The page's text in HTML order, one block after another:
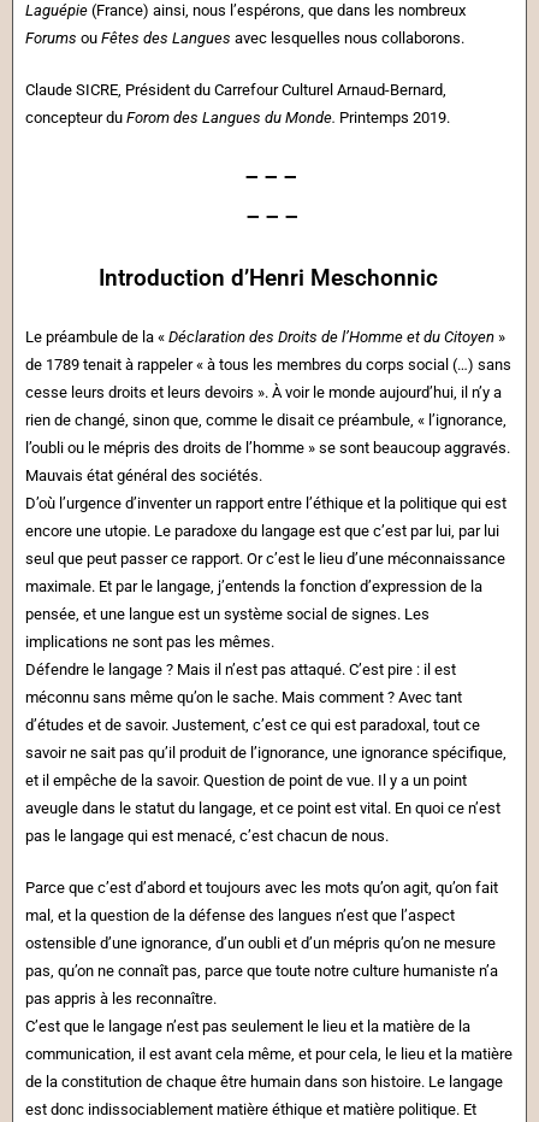
Laguépie (France) ainsi, nous l’espérons, que dans les nombreux
Forums ou Fêtes des Langues avec lesquelles nous collaborons.
Claude SICRE, Président du Carrefour Culturel Arnaud-Bernard,
concepteur du Forom des Langues du Monde. Printemps 2019.
– – –
– – –
Introduction d’Henri Meschonnic
Le préambule de la « Déclaration des Droits de l’Homme et du Citoyen »
de 1789 tenait à rappeler « à tous les membres du corps social (…) sans
cesse leurs droits et leurs devoirs ». À voir le monde aujourd’hui, il n’y a
rien de changé, sinon que, comme le disait ce préambule, « l’ignorance,
l’oubli ou le mépris des droits de l’homme » se sont beaucoup aggravés.
Mauvais état général des sociétés.
D’où l’urgence d’inventer un rapport entre l’éthique et la politique qui est
encore une utopie. Le paradoxe du langage est que c’est par lui, par lui
seul que peut passer ce rapport. Or c’est le lieu d’une méconnaissance
maximale. Et par le langage, j’entends la fonction d’expression de la
pensée, et une langue est un système social de signes. Les
implications ne sont pas les mêmes.
Défendre le langage ? Mais il n’est pas attaqué. C’est pire : il est
méconnu sans même qu’on le sache. Mais comment ? Avec tant
d’études et de savoir. Justement, c’est ce qui est paradoxal, tout ce
savoir ne sait pas qu’il produit de l’ignorance, une ignorance spécifique,
et il empêche de la savoir. Question de point de vue. Il y a un point
aveugle dans le statut du langage, et ce point est vital. En quoi ce n’est
pas le langage qui est menacé, c’est chacun de nous.
Parce que c’est d’abord et toujours avec les mots qu’on agit, qu’on fait
mal, et la question de la défense des langues n’est que l’aspect
ostensible d’une ignorance, d’un oubli et d’un mépris qu’on ne mesure
pas, qu’on ne connaît pas, parce que toute notre culture humaniste n’a
pas appris à les reconnaître.
C’est que le langage n’est pas seulement le lieu et la matière de la
communication, il est avant cela même, et pour cela, le lieu et la matière
de la constitution de chaque être humain dans son histoire. Le langage
est donc indissociablement matière éthique et matière politique. Et